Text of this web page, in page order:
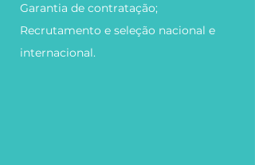
Garantia de contratação;
Recrutamento e seleção nacional e
internacional.